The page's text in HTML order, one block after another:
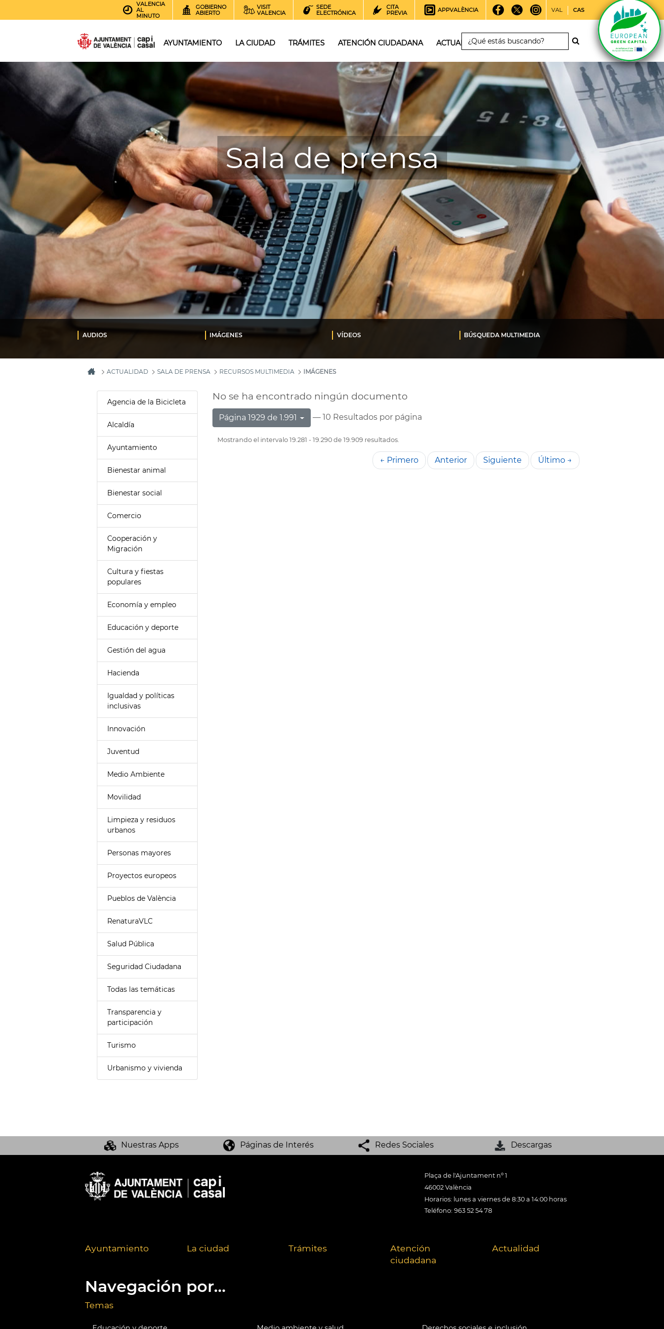
VALENCIA
AL
MINUTO
GOBIERNO
ABIERTO
VISIT
VALENCIA
SEDE
ELECTRÓNICA
CITA
PREVIA
APPVALÈNCIA VAL CAS
AYUNTAMIENTO LA CIUDAD TRÁMITES ATENCIÓN CIUDADANA ACTUALIDAD
Sala de prensa
AUDIOS IMÁGENES VÍDEOS BÚSQUEDA MULTIMEDIA
ACTUALIDAD SALA DE PRENSA RECURSOS MULTIMEDIA IMÁGENES
Agencia de la Bicicleta
Alcaldía
Ayuntamiento
Bienestar animal
Bienestar social
Comercio
Cooperación y
Migración
Cultura y fiestas
populares
Economía y empleo
Educación y deporte
Gestión del agua
Hacienda
Igualdad y políticas
inclusivas
Innovación
Juventud
Medio Ambiente
Movilidad
Limpieza y residuos
urbanos
Personas mayores
Proyectos europeos
Pueblos de València
RenaturaVLC
Salud Pública
Seguridad Ciudadana
Todas las temáticas
Transparencia y
participación
Turismo
Urbanismo y vivienda
No se ha encontrado ningún documento
Página 1929 de 1.991 — 10 Resultados por página
Mostrando el intervalo 19.281 - 19.290 de 19.909 resultados.
← Primero Anterior Siguiente Último →
Nuestras Apps Páginas de Interés Redes Sociales Descargas
Plaça de l'Ajuntament nº 1
46002 València
Horarios: lunes a viernes de 8:30 a 14:00 horas
Teléfono: 963 52 54 78
Ayuntamiento La ciudad Trámites
Atención
ciudadana
Actualidad
Navegación por...
Temas